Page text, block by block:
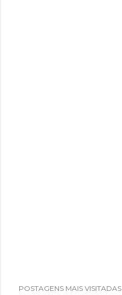
POSTAGENS MAIS VISITADAS